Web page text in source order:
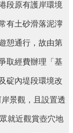
段原有護岸環境
有土砂滑落泥濘
憩通行，故由第
取經費辦理「基
碇內堤段環境改
景觀，且設置透
就近觀賞壺穴地